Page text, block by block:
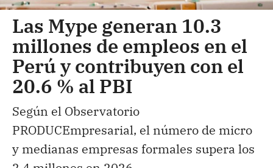
Las Mype generan 10.3
millones de empleos en el
Perú y contribuyen con el
20.6 % al PBI
Según el Observatorio
PRODUCEmpresarial, el número de micro
y medianas empresas formales supera los